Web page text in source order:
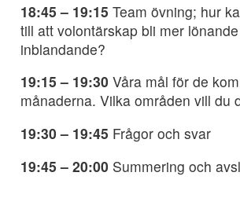
18:45 – 19:15 Team övning; hur
till att volontärskap bli mer
inblandande?
19:15 – 19:30 Våra mål för de
månaderna. Vilka områden vill du
19:30 – 19:45 Frågor och svar
19:45 – 20:00 Summering och